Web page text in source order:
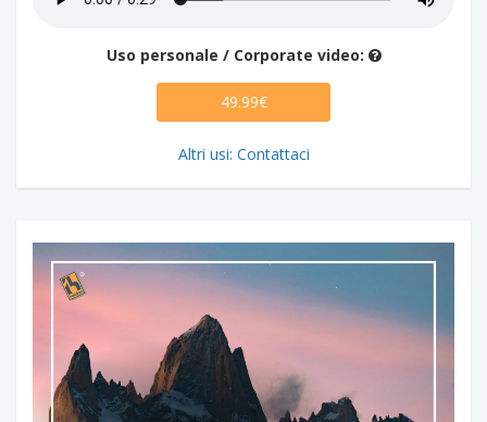
Uso personale / Corporate video:
49.99€
Altri usi: Contattaci